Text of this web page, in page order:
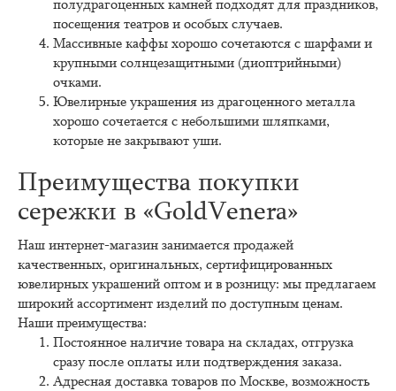
полудрагоценных камней подходят для праздников,
посещения театров и особых случаев.
Массивные каффы хорошо сочетаются с шарфами и
крупными солнцезащитными (диоптрийными)
очками.
Ювелирные украшения из драгоценного металла
хорошо сочетается с небольшими шляпками,
которые не закрывают уши.
Преимущества покупки
сережки в «GoldVenera»
Наш интернет-магазин занимается продажей
качественных, оригинальных, сертифицированных
ювелирных украшений оптом и в розницу: мы предлагаем
широкий ассортимент изделий по доступным ценам.
Наши преимущества:
Постоянное наличие товара на складах, отгрузка
сразу после оплаты или подтверждения заказа.
Адресная доставка товаров по Москве, возможность